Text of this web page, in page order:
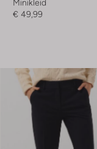
Minikleid
€ 49,99